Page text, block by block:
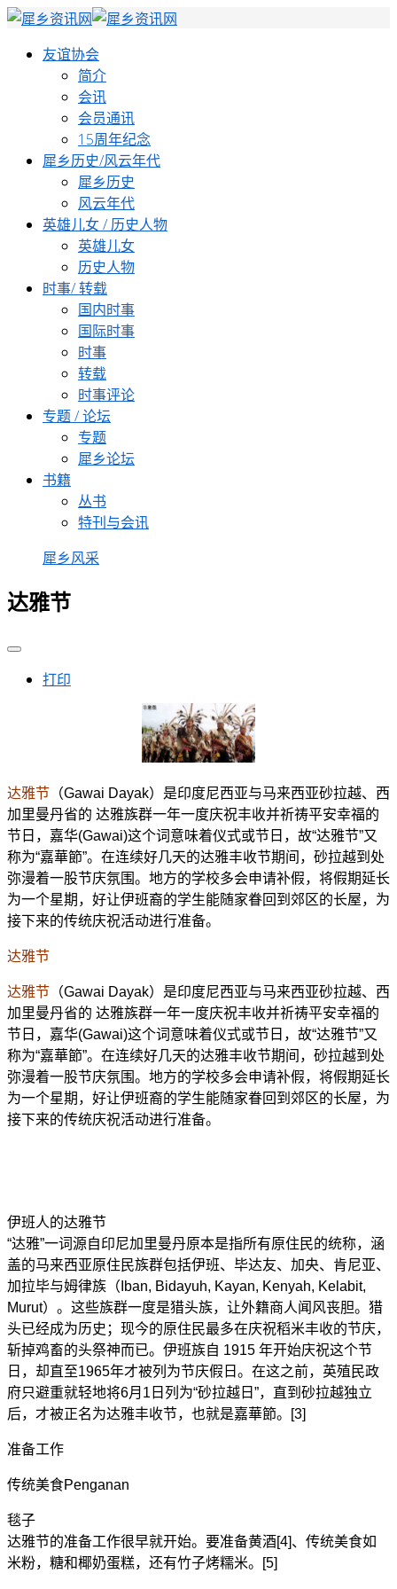
友谊协会
简介
会讯
会员通讯
15周年纪念
犀乡历史/风云年代
犀乡历史
风云年代
英雄儿女 / 历史人物
英雄儿女
历史人物
时事/ 转载
国内时事
国际时事
时事
转载
时事评论
专题 / 论坛
专题
犀乡论坛
书籍
丛书
特刊与会讯
犀乡风采
达雅节
打印
达雅节 （Gawai Dayak）是印度尼西亚与马来西亚砂拉越、西
加里曼丹省的 达雅族群一年一度庆祝丰收并祈祷平安幸福的
节日，嘉华(Gawai)这个词意味着仪式或节日，故“达雅节”又
称为“嘉華節”。在连续好几天的达雅丰收节期间，砂拉越到处
弥漫着一股节庆氛围。地方的学校多会申请补假，将假期延长
为一个星期，好让伊班裔的学生能随家眷回到郊区的长屋，为
接下来的传统庆祝活动进行准备。
达雅节
达雅节 （Gawai Dayak）是印度尼西亚与马来西亚砂拉越、西
加里曼丹省的 达雅族群一年一度庆祝丰收并祈祷平安幸福的
节日，嘉华(Gawai)这个词意味着仪式或节日，故“达雅节”又
称为“嘉華節”。在连续好几天的达雅丰收节期间，砂拉越到处
弥漫着一股节庆氛围。地方的学校多会申请补假，将假期延长
为一个星期，好让伊班裔的学生能随家眷回到郊区的长屋，为
接下来的传统庆祝活动进行准备。
伊班人的达雅节
“达雅”一词源自印尼加里曼丹原本是指所有原住民的统称，涵
盖的马来西亚原住民族群包括伊班、毕达友、加央、肯尼亚、
加拉毕与姆律族（Iban, Bidayuh, Kayan, Kenyah, Kelabit,
Murut）。这些族群一度是猎头族，让外籍商人闻风丧胆。猎
头已经成为历史；现今的原住民最多在庆祝稻米丰收的节庆，
斩掉鸡畜的头祭神而已。伊班族自 1915 年开始庆祝这个节
日，却直至1965年才被列为节庆假日。在这之前，英殖民政
府只避重就轻地将6月1日列为“砂拉越日”，直到砂拉越独立
后，才被正名为达雅丰收节，也就是嘉華節。[3]
准备工作
传统美食Penganan
毯子
达雅节的准备工作很早就开始。要准备黄酒[4]、传统美食如
米粉，糖和椰奶蛋糕，还有竹子烤糯米。[5]